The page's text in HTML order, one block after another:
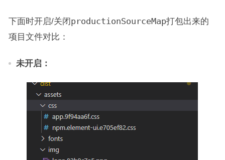
下面时开启/关闭productionSourceMap打包出来的
项目文件对比：
未开启：